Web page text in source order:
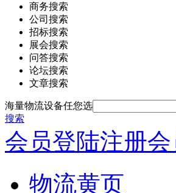
商务搜索
公司搜索
招标搜索
展会搜索
问答搜索
论坛搜索
文章搜索
海量物流设备任您选
搜索
会员登陆注册会
物流黄页